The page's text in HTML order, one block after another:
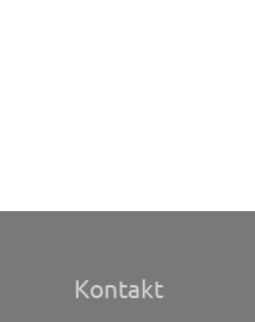
Kontakt